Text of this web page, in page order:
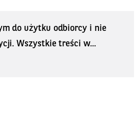
do użytku odbiorcy i nie
Wszystkie treści w...